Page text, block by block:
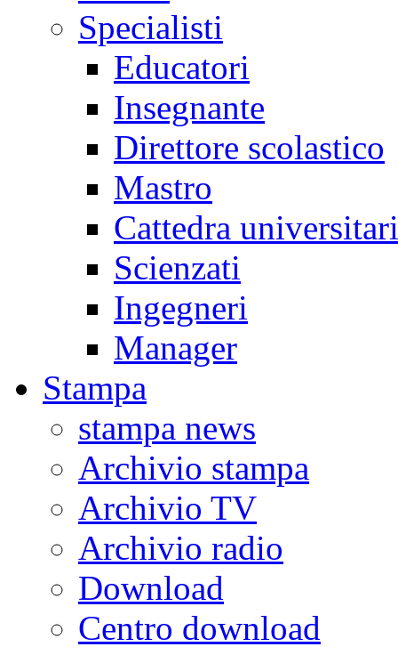
Specialisti
Educatori
Insegnante
Direttore scolastico
Mastro
Cattedra
Scienzati
Ingegneri
Manager
Stampa
stampa news
Archivio stampa
Archivio TV
Archivio radio
Download
Centro download